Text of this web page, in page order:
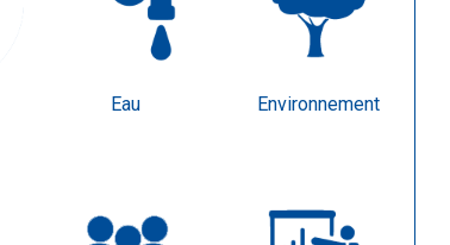
Eau Environnement